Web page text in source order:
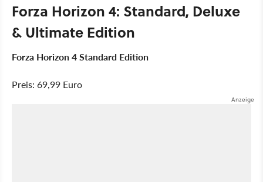
Forza Horizon 4: Standard, Deluxe
& Ultimate Edition
Forza Horizon 4 Standard Edition
Preis: 69,99 Euro